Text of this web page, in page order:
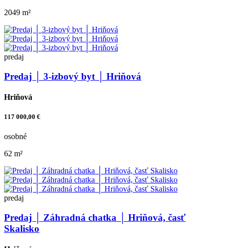
2049 m²
predaj
Predaj │ 3-izbový byt │ Hriňová
Hriňová
117 000,00 €
osobné
62 m²
predaj
Predaj │ Záhradná chatka │ Hriňová, časť
Skalisko